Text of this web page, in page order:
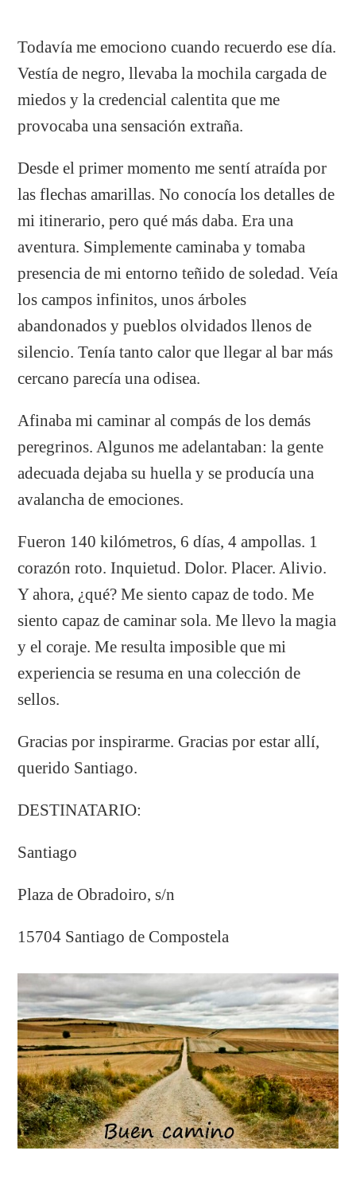
Todavía me emociono cuando recuerdo ese día.
Vestía de negro, llevaba la mochila cargada de
miedos y la credencial calentita que me
provocaba una sensación extraña.
Desde el primer momento me sentí atraída por
las flechas amarillas. No conocía los detalles de
mi itinerario, pero qué más daba. Era una
aventura. Simplemente caminaba y tomaba
presencia de mi entorno teñido de soledad. Veía
los campos infinitos, unos árboles
abandonados y pueblos olvidados llenos de
silencio. Tenía tanto calor que llegar al bar más
cercano parecía una odisea.
Afinaba mi caminar al compás de los demás
peregrinos. Algunos me adelantaban: la gente
adecuada dejaba su huella y se producía una
avalancha de emociones.
Fueron 140 kilómetros, 6 días, 4 ampollas. 1
corazón roto. Inquietud. Dolor. Placer. Alivio.
Y ahora, ¿qué? Me siento capaz de todo. Me
siento capaz de caminar sola. Me llevo la magia
y el coraje. Me resulta imposible que mi
experiencia se resuma en una colección de
sellos.
Gracias por inspirarme. Gracias por estar allí,
querido Santiago.
DESTINATARIO:
Santiago
Plaza de Obradoiro, s/n
15704 Santiago de Compostela